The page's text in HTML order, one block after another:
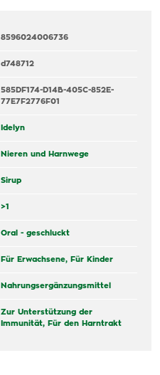
8596024006736
d748712
585DF174-D14B-405C-852E-
77E7F2776F01
Idelyn
Nieren und Harnwege
Sirup
>1
Oral - geschluckt
Für Erwachsene, Für Kinder
Nahrungsergänzungsmittel
Zur Unterstützung der
Immunität, Für den Harntrakt